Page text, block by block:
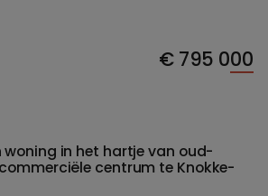
€795 000
in het hartje van oud-
centrum te Knokke-